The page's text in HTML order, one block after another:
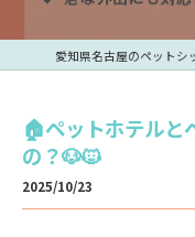
🏠ペットホテルと
の？🐶🐱
2025/10/23